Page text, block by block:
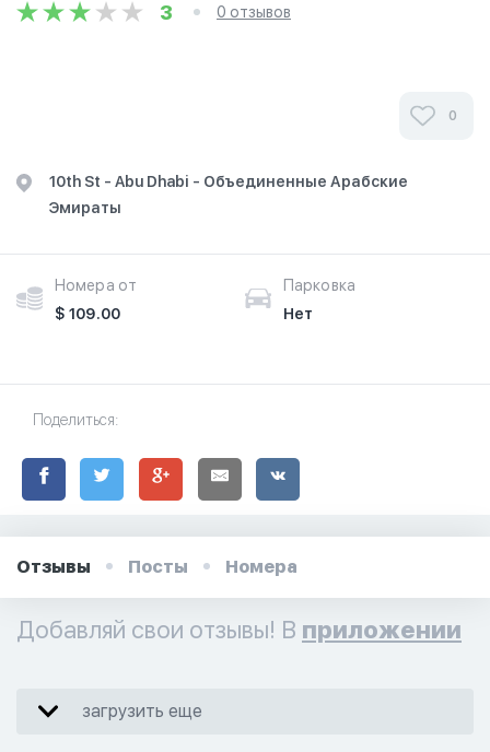
3 0 отзывов
0
10th St - Abu Dhabi - Объединенные Арабские
Эмираты
Номера от
$ 109.00
Парковка
Нет
Поделиться:
Отзывы Посты Номера
Добавляй свои отзывы! В приложении
загрузить еще